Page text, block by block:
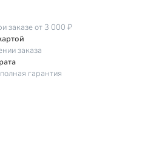
заказе от 3 000 ₽
заказа
гарантия